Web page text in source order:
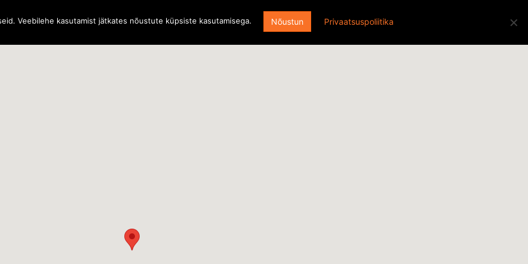
Veebilehe kasutamist jätkates nõustute küpsiste kasutamisega. Nõustun Privaatsuspoliitika